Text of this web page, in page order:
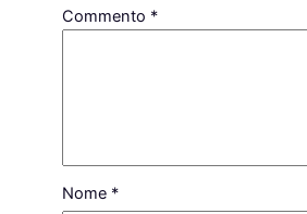
Commento *
Nome *